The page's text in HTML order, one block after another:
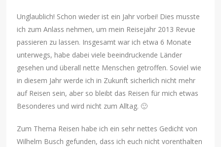
Unglaublich! Schon wieder ist ein Jahr vorbei! Dies musste
ich zum Anlass nehmen, um mein Reisejahr 2013 Revue
passieren zu lassen. Insgesamt war ich etwa 6 Monate
unterwegs, habe dabei viele beeindruckende Länder
gesehen und überall nette Menschen getroffen. Soviel wie
in diesem Jahr werde ich in Zukunft sicherlich nicht mehr
auf Reisen sein, aber so bleibt das Reisen für mich etwas
Besonderes und wird nicht zum Alltag. 🙂
Zum Thema Reisen habe ich ein sehr nettes Gedicht von
Wilhelm Busch gefunden, dass ich euch nicht vorenthalten